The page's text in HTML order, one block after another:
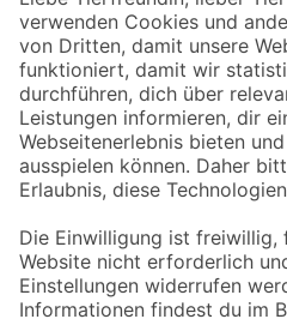
© 2026 Fressnapf Tiernahrungs GmbH
Cookies
AGB
Entdecke Fressnapf
Tierversicherung
GPS-Tracker
Online-Shop